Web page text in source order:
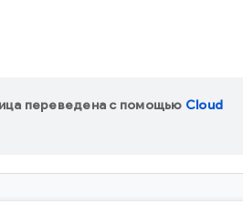
переведена с помощью Cloud